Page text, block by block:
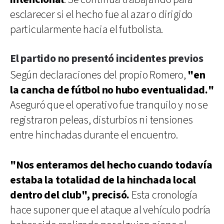
esclarecer si el hecho fue al azar o dirigido
particularmente hacia el futbolista.
El partido no presentó incidentes previos
Según declaraciones del propio Romero, "en
la cancha de fútbol no hubo eventualidad."
Aseguró que el operativo fue tranquilo y no se
registraron peleas, disturbios ni tensiones
entre hinchadas durante el encuentro.
"Nos enteramos del hecho cuando todavía
estaba la totalidad de la hinchada local
dentro del club", precisó. Esta cronología
hace suponer que el ataque al vehículo podría